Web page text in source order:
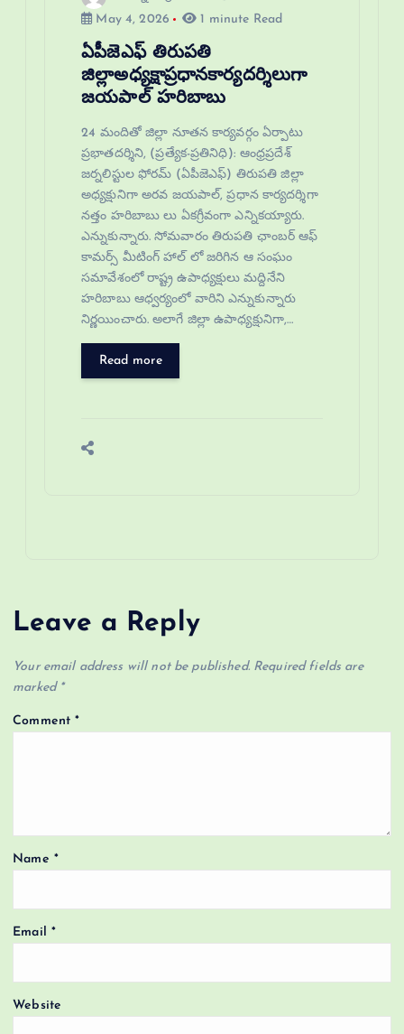
May 4, 2026
1 minute Read
ఏపీజెఎఫ్ తిరుపతి
జిల్లాఅధ్యక్షాప్రధానకార్యదర్శిలుగా
జయపాల్ హరిబాబు
24 మందితో జిల్లా నూతన కార్యవర్గం ఏర్పాటు
ప్రభాతదర్శిని, (ప్రత్యేక-ప్రతినిధి): ఆంధ్రప్రదేశ్
జర్నలిస్టుల ఫోరమ్ (ఏపీజెఎఫ్) తిరుపతి జిల్లా
అధ్యక్షునిగా అరవ జయపాల్, ప్రధాన కార్యదర్శిగా
నత్తం హరిబాబు లు ఏకగ్రీవంగా ఎన్నికయ్యారు.
ఎన్నుకున్నారు. సోమవారం తిరుపతి ఛాంబర్ ఆఫ్
కామర్స్ మీటింగ్ హాల్ లో జరిగిన ఆ సంఘం
సమావేశంలో రాష్ట్ర ఉపాధ్యక్షులు మద్దినేని
హరిబాబు ఆధ్వర్యంలో వారిని ఎన్నుకున్నారు
నిర్ణయించారు. అలాగే జిల్లా ఉపాధ్యక్షునిగా,…
Read more
Leave a Reply
Your email address will not be published. Required fields are
marked *
Comment*
Name *
Email *
Website